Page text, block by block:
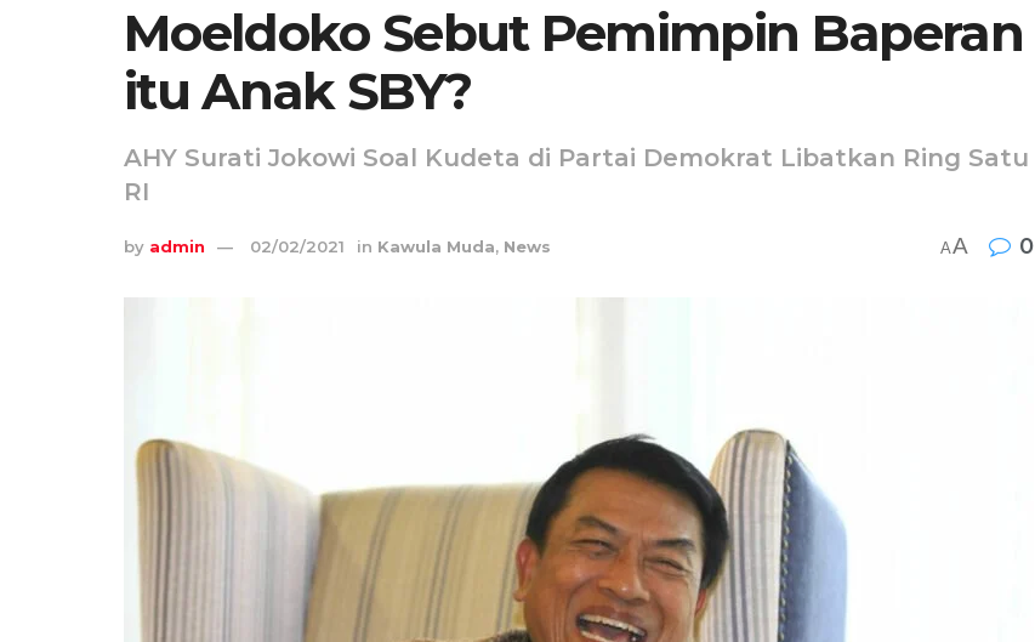
Moeldoko Sebut Pemimpin Baperan
itu Anak SBY?
AHY Surati Jokowi Soal Kudeta di Partai Demokrat Libatkan Ring Satu
RI
by admin 02/02/2021 in Kawula Muda, News AA 0